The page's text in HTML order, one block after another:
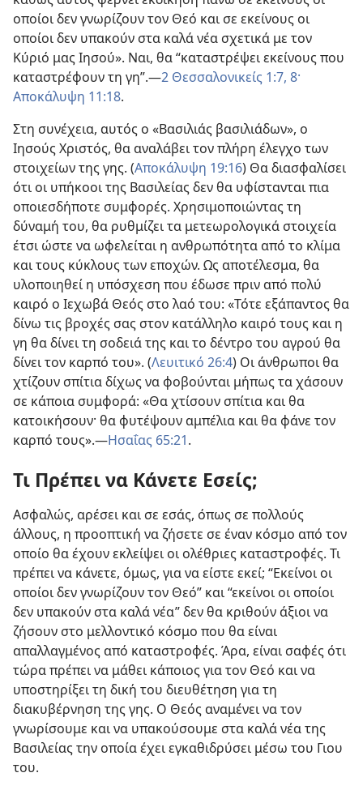
οποίοι δεν γνωρίζουν τον Θεό και σε εκείνους οι
οποίοι δεν υπακούν στα καλά νέα σχετικά με τον
Κύριό μας Ιησού». Ναι, θα “καταστρέψει εκείνους που
καταστρέφουν τη γη”.​—2 Θεσσαλονικείς 1:7, 8·
Αποκάλυψη 11:18.
Στη συνέχεια, αυτός ο «Βασιλιάς βασιλιάδων», ο
Ιησούς Χριστός, θα αναλάβει τον πλήρη έλεγχο των
στοιχείων της γης. (Αποκάλυψη 19:16) Θα διασφαλίσει
ότι οι υπήκοοι της Βασιλείας δεν θα υφίστανται πια
οποιεσδήποτε συμφορές. Χρησιμοποιώντας τη
δύναμή του, θα ρυθμίζει τα μετεωρολογικά στοιχεία
έτσι ώστε να ωφελείται η ανθρωπότητα από το κλίμα
και τους κύκλους των εποχών. Ως αποτέλεσμα, θα
υλοποιηθεί η υπόσχεση που έδωσε πριν από πολύ
καιρό ο Ιεχωβά Θεός στο λαό του: «Τότε εξάπαντος θα
δίνω τις βροχές σας στον κατάλληλο καιρό τους και η
γη θα δίνει τη σοδειά της και το δέντρο του αγρού θα
δίνει τον καρπό του». (Λευιτικό 26:4) Οι άνθρωποι θα
χτίζουν σπίτια δίχως να φοβούνται μήπως τα χάσουν
σε κάποια συμφορά: «Θα χτίσουν σπίτια και θα
κατοικήσουν· θα φυτέψουν αμπέλια και θα φάνε τον
καρπό τους».​—Ησαΐας 65:21.
Τι Πρέπει να Κάνετε Εσείς;
Ασφαλώς, αρέσει και σε εσάς, όπως σε πολλούς
άλλους, η προοπτική να ζήσετε σε έναν κόσμο από τον
οποίο θα έχουν εκλείψει οι ολέθριες καταστροφές. Τι
πρέπει να κάνετε, όμως, για να είστε εκεί; “Εκείνοι οι
οποίοι δεν γνωρίζουν τον Θεό” και “εκείνοι οι οποίοι
δεν υπακούν στα καλά νέα” δεν θα κριθούν άξιοι να
ζήσουν στο μελλοντικό κόσμο που θα είναι
απαλλαγμένος από καταστροφές. Άρα, είναι σαφές ότι
τώρα πρέπει να μάθει κάποιος για τον Θεό και να
υποστηρίξει τη δική του διευθέτηση για τη
διακυβέρνηση της γης. Ο Θεός αναμένει να τον
γνωρίσουμε και να υπακούσουμε στα καλά νέα της
Βασιλείας την οποία έχει εγκαθιδρύσει μέσω του Γιου
του.